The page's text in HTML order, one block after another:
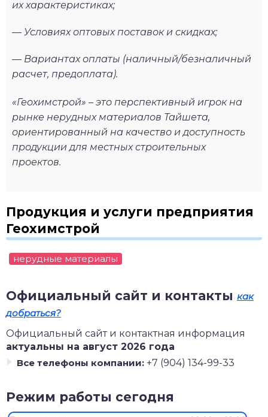
их характеристиках;
— Условиях оптовых поставок и скидках;
— Вариантах оплаты (наличный/безналичный
расчет, предоплата).
«Геохимстрой» – это перспективный игрок на
рынке нерудных материалов Тайшета,
ориентированный на качество и доступность
продукции для местных строительных
проектов.
Продукция и услуги предприятия
Геохимстрой
нерудные материалы
Официальный сайт и контакты как
добраться?
Официальный сайт и контактная информация
актуальны на август 2026 года
Все телефоны компании: +7 (904) 134-99-33
Режим работы сегодня